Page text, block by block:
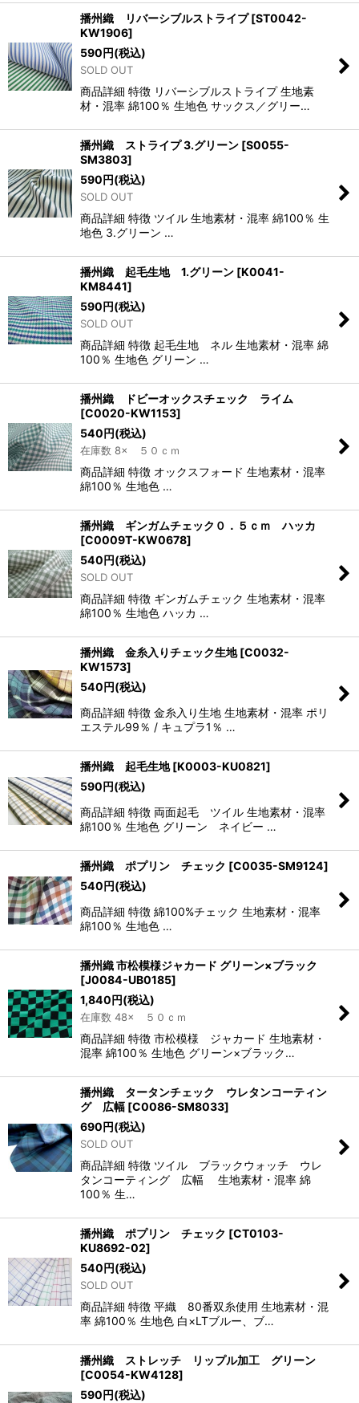
播州織 リバーシブルストライプ [ST0042-
KW1906]
590円(税込)
SOLD OUT
商品詳細 特徴 リバーシブルストライプ 生地素
材・混率 綿100％ 生地色 サックス／グリー…
播州織 ストライプ 3.グリーン [S0055-
SM3803]
590円(税込)
SOLD OUT
商品詳細 特徴 ツイル 生地素材・混率 綿100％ 生
地色 3.グリーン …
播州織 起毛生地 1.グリーン [K0041-
KM8441]
590円(税込)
SOLD OUT
商品詳細 特徴 起毛生地 ネル 生地素材・混率 綿
100％ 生地色 グリーン …
播州織 ドビーオックスチェック ライム
[C0020-KW1153]
540円(税込)
在庫数 8× ５０ｃｍ
商品詳細 特徴 オックスフォード 生地素材・混率
綿100％ 生地色 …
播州織 ギンガムチェック０．５ｃｍ ハッカ
[C0009T-KW0678]
540円(税込)
SOLD OUT
商品詳細 特徴 ギンガムチェック 生地素材・混率
綿100％ 生地色 ハッカ …
播州織 金糸入りチェック生地 [C0032-
KW1573]
540円(税込)
商品詳細 特徴 金糸入り生地 生地素材・混率 ポリ
エステル99％ / キュプラ1％ …
播州織 起毛生地 [K0003-KU0821]
590円(税込)
商品詳細 特徴 両面起毛 ツイル 生地素材・混率
綿100％ 生地色 グリーン ネイビー …
播州織 ポプリン チェック [C0035-SM9124]
540円(税込)
商品詳細 特徴 綿100%チェック 生地素材・混率
綿100％ 生地色 …
播州織 市松模様ジャカード グリーン×ブラック
[J0084-UB0185]
1,840円(税込)
在庫数 48× ５０ｃｍ
商品詳細 特徴 市松模様 ジャカード 生地素材・
混率 綿100％ 生地色 グリーン×ブラック…
播州織 タータンチェック ウレタンコーティン
グ 広幅 [C0086-SM8033]
690円(税込)
SOLD OUT
商品詳細 特徴 ツイル ブラックウォッチ ウレ
タンコーティング 広幅 生地素材・混率 綿
100％ 生…
播州織 ポプリン チェック [CT0103-
KU8692-02]
540円(税込)
SOLD OUT
商品詳細 特徴 平織 80番双糸使用 生地素材・混
率 綿100％ 生地色 白×LTブルー、ブ…
播州織 ストレッチ リップル加工 グリーン
[C0054-KW4128]
590円(税込)